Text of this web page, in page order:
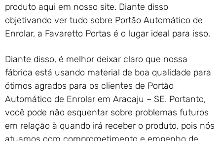
produto aqui em nosso site. Diante disso
objetivando ver tudo sobre Portão Automático de
Enrolar, a Favaretto Portas é o lugar ideal para isso.
Diante disso, é melhor deixar claro que nossa
fábrica está usando material de boa qualidade para
ótimos agrados para os clientes de Portão
Automático de Enrolar em Aracaju – SE. Portanto,
você pode não esquentar sobre problemas futuros
em relação à quando irá receber o produto, pois nós